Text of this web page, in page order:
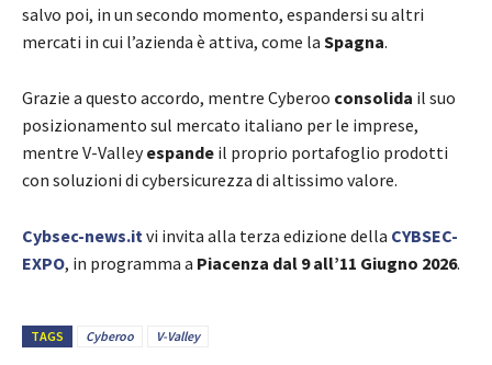
salvo poi, in un secondo momento, espandersi su altri
mercati in cui l’azienda è attiva, come la Spagna.
Grazie a questo accordo, mentre Cyberoo consolida il suo
posizionamento sul mercato italiano per le imprese,
mentre V-Valleyespande il proprio portafoglio prodotti
con soluzioni di cybersicurezza di altissimo valore.
Cybsec-news.itvi invita alla terza edizione della CYBSEC-
EXPO, in programma a Piacenza dal 9 all’11 Giugno 2026.
TAGS Cyberoo V-Valley